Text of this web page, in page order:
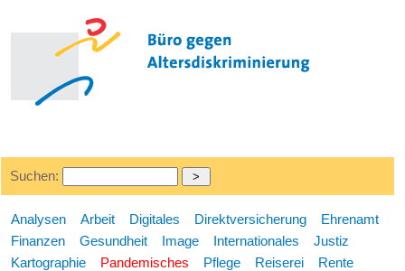
Suchen:
Analysen Arbeit Digitales Direktversicherung
Ehrenamt
Finanzen
Gesundheit Image Internationales
Justiz
Kartographie
Pandemisches Pflege Reiserei
Rente